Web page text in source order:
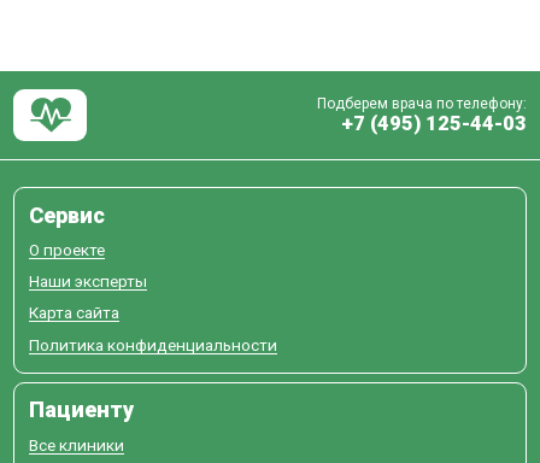
Подберем врача по телефону:
+7 (495) 125-44-03
Сервис
О проекте
Наши эксперты
Карта сайта
Политика конфиденциальности
Пациенту
Все клиники